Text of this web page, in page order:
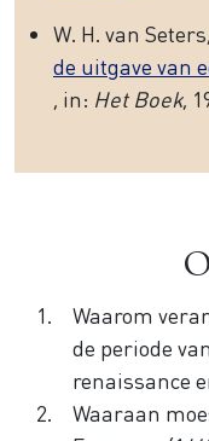
W. H. van Seters,
de uitgave van
, in: Het Boek,
Waarom
de periode
renaissance
Waaraan